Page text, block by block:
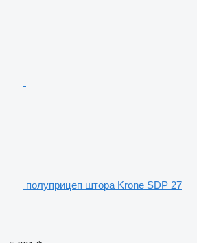
полуприцеп штора Krone SDP 27